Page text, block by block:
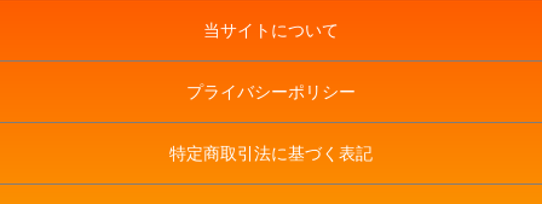
当サイトについて
プライバシーポリシー
特定商取引法に基づく表記